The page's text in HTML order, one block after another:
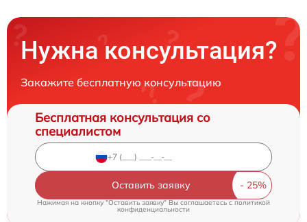
Нужна консультация?
Закажите бесплатную консультацию
Бесплатная консультация со
специалистом
Оставить заявку
Нажимая на кнопку "Оставить заявку" Вы соглашаетесь cполитикой
конфиденциальности